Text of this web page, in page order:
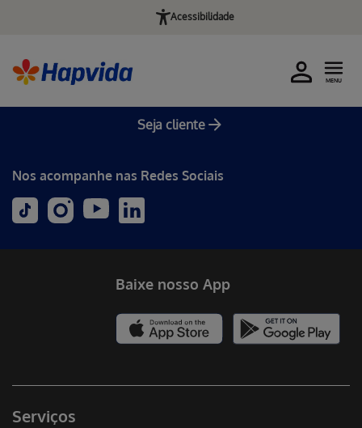
Acessibilidade
Seja cliente
MENU
Nos acompanhe nas Redes Sociais
Serviços
Baixe nosso App